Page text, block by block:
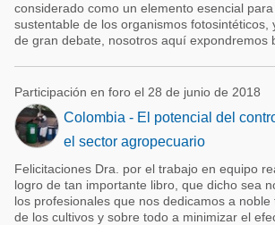
considerado como un elemento esencial
sustentable de los organismos fotosintéticos,
de gran debate, nosotros aquí expondremos
Participación en foro el 28 de junio de 2018
Colombia - El potencial del
el sector agropecuario
Felicitaciones Dra. por el trabajo en equipo
logro de tan importante libro, que dicho sea
los profesionales que nos dedicamos a
de los cultivos y sobre todo a minimizar el